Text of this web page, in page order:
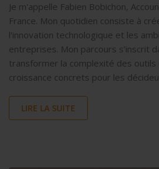
Je m'appelle Fabien Bobichon,
France. Mon quotidien consiste à
l'innovation technologique et les
entreprises. Mon parcours s’inscrit
transformer la complexité des outils
croissance concrets pour les
LIRE LA SUITE